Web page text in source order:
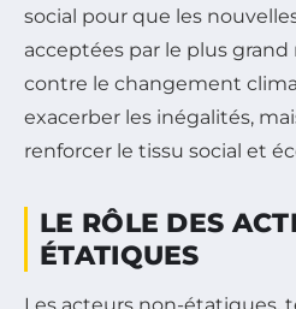
social pour que les
acceptées par le plus
contre le changement
exacerber les inégalités,
renforcer le tissu social et
LE RÔLE DES
ÉTATIQUES